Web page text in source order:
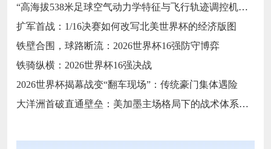
“高海拔538米足球空气动力学特征与飞行轨迹调控机制——以2026世界杯BBVA球场为实证场景”
扩军首战：1/16决赛如何改写北美世界杯的经济版图
铁壁合围，球路断流：2026世界杯16强防守博弈
铁骑纵横：2026世界杯16强决战
2026世界杯揭幕战变“翻车现场”：传统豪门集体遇险
大洋洲首破直通壁垒：美加墨主场格局下的战术体系重构